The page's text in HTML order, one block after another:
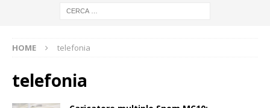
HOME telefonia
telefonia